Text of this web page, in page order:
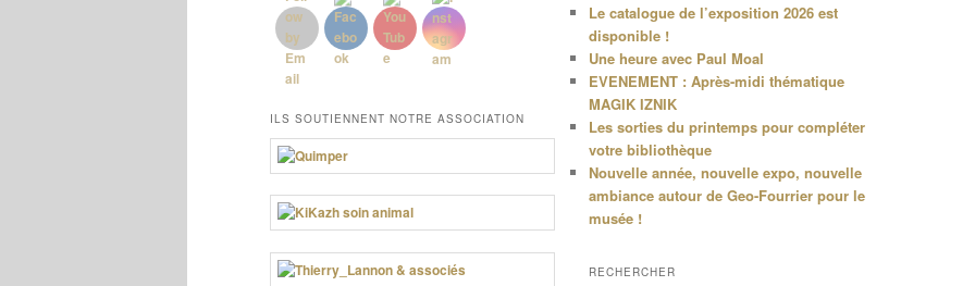
ILS SOUTIENNENT NOTRE ASSOCIATION
Le catalogue de l’exposition 2026 est
disponible !
Une heure avec Paul Moal
EVENEMENT : Après-midi thématique
MAGIK IZNIK
Les sorties du printemps pour compléter
votre bibliothèque
Nouvelle année, nouvelle expo, nouvelle
ambiance autour de Geo-Fourrier pour le
musée !
RECHERCHER